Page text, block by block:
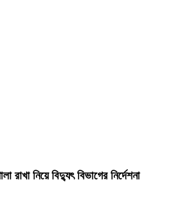
নিয়ে বিদ্যুৎ বিভাগের নির্দেশনা